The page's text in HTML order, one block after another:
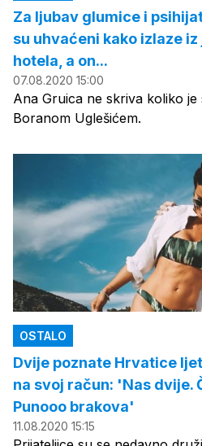
Za ljubav glumice i
su uhvaćeni kako izlaze
hotela, a on...
07.08.2020 15:00
Ana Gruica ne skriva koliko
Boranom Uglešićem.
OSTALO
Dvije poznate Hrvatice
na svoj račun: 'Nas dvije.
Punooo brakova'
11.08.2020 15:15